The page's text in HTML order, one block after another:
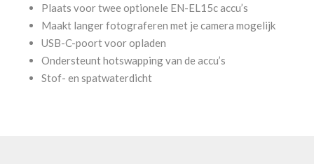
Plaats voor twee optionele EN-EL15c accu’s
Maakt langer fotograferen met je camera mogelijk
USB-C-poort voor opladen
Ondersteunt hotswapping van de accu’s
Stof- en spatwaterdicht